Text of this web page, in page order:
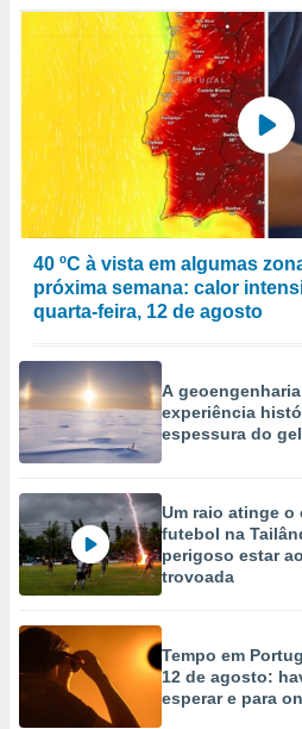
40 ºC à vista em algumas
próxima semana: calor
quarta-feira, 12 de agosto
A
experiência
espessura do
Um raio atinge o
futebol na
perigoso estar
trovoada
Tempo em
12 de agosto:
esperar e para